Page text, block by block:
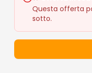
Questa offerta
sotto.